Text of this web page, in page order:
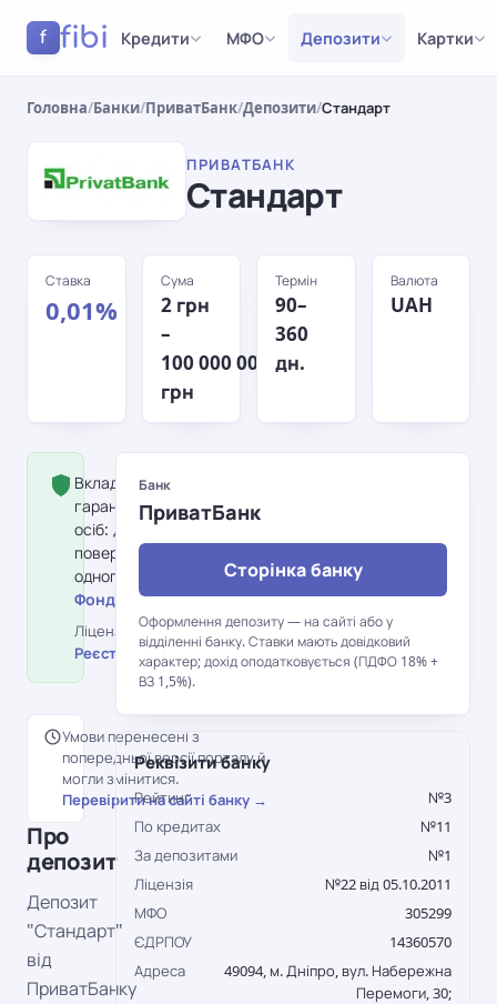
f fibi Кредити МФО Депозити Картки
Головна/Банки/ПриватБанк/Депозити/Стандарт
ПРИВАТБАНК
Стандарт
Ставка
0,01%
Сума
2 грн
–
100 000 000
грн
Термін
90–
360
дн.
Валюта
UAH
Вклад застрахований Фондом
гарантування вкладів фізичних
осіб: держава гарантує
повернення до 600 000 грн на
одного вкладника в банку.
Фонд гарантування вкладів →
Ліцензія НБУ №22 від 05.10.2011 ·
Реєстр НБУ →
Умови перенесені з
попередньої версії порталу й
могли змінитися.
Перевірити на сайті банку →
Про
депозит
Депозит
"Стандарт"
від
ПриватБанку
Банк
ПриватБанк
Сторінка банку
Оформлення депозиту — на сайті або у
відділенні банку. Ставки мають довідковий
характер; дохід оподатковується (ПДФО 18% +
ВЗ 1,5%).
Реквізити банку
Рейтинг
№3
По кредитах
№11
За депозитами
№1
Ліцензія
№22 від 05.10.2011
МФО
305299
ЄДРПОУ
14360570
Адреса
49094, м. Дніпро, вул. Набережна
Перемоги, 30;